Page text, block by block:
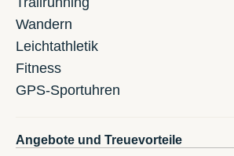
Wandern
Leichtathletik
Fitness
GPS-Sportuhren
Angebote und Treuevorteile